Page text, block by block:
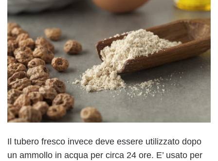
Il tubero fresco invece deve essere utilizzato dopo
un ammollo in acqua per circa 24 ore. E’ usato per